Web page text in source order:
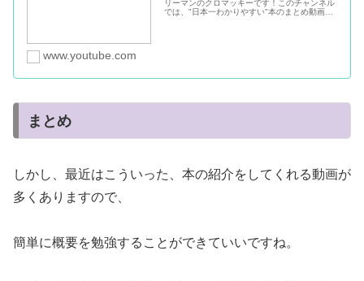
リーマンのクロマッキーです！このチャンネル
では、"日本一わかりやすい"本のまとめ動画を
www.youtube.com
まとめ
しかし、最近はこういった、本の紹介をしてくれる動画が
多くありますので、
簡単に概要を勉強することができていいですね。